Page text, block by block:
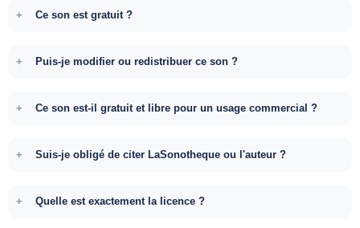
Ce son est gratuit ?
Puis-je modifier ou redistribuer ce son ?
Ce son est-il gratuit et libre pour un usage commercial ?
Suis-je obligé de citer LaSonotheque ou l'auteur ?
Quelle est exactement la licence ?